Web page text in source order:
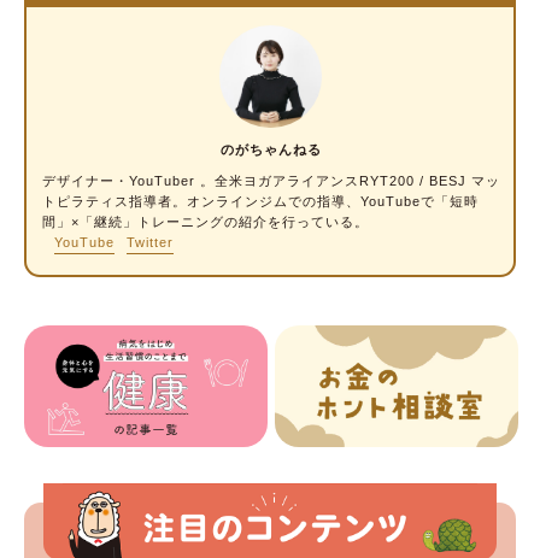
のがちゃんねる
デザイナー・YouTuber 。全米ヨガアライアンスRYT200 / BESJ マッ
トピラティス指導者。オンラインジムでの指導、YouTubeで「短時
間」×「継続」トレーニングの紹介を行っている。
YouTube
Twitter